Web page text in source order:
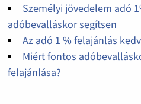
Személyi jövedelem adó
adóbevalláskor segítsen
Az adó 1 % felajánlás
Miért fontos
felajánlása?